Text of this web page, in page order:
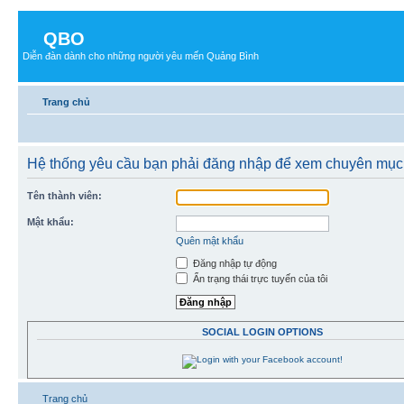
QBO
Diễn đàn dành cho những người yêu mến Quảng Bình
Trang chủ
Hệ thống yêu cầu bạn phải đăng nhập để xem chuyên
Tên thành viên:
Mật khẩu:
Quên mật khẩu
Đăng nhập tự động
Ẩn trạng thái trực tuyến của tôi
SOCIAL LOGIN OPTIONS
Trang chủ